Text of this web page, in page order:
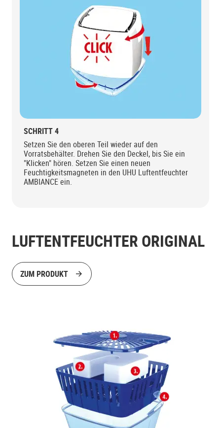
SCHRITT 4
Setzen Sie den oberen Teil wieder auf den
Vorratsbehälter. Drehen Sie den Deckel, bis Sie ein
"Klicken" hören. Setzen Sie einen neuen
Feuchtigkeitsmagneten in den UHU Luftentfeuchter
AMBIANCE ein.
LUFTENTFEUCHTER ORIGINAL
ZUM PRODUKT